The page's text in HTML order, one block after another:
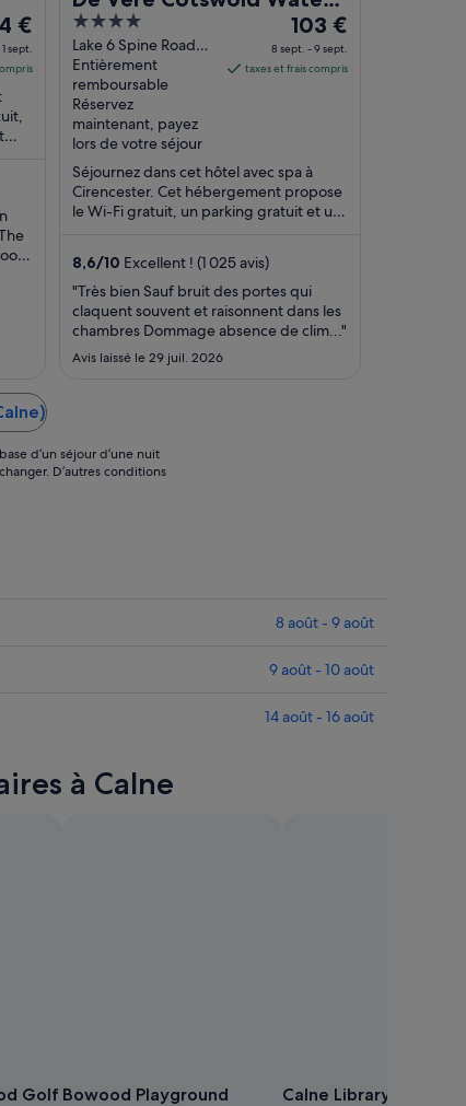
64 €
€
sept.
Park
4
out
of
5
Lake 6 Spine Road
East Cirencester
England
Entièrement
remboursable
Réservez
maintenant, payez
lors de votre séjour
Le
prix
est
du 8
sept.
au 9
103 €
8 sept. - 9 sept.
taxes et frais compris
Séjournez dans cet hôtel avec spa à
Cirencester. Cet hébergement propose
le Wi-Fi gratuit, un parking gratuit et un
8,6/10 Excellent ! (1 025 avis)
"Très bien Sauf bruit des portes qui
claquent souvent et raisonnent dans les
chambres Dommage absence de clim..."
Avis laissé le 29 juil. 2026
d’un séjour d’une nuit
D’autres conditions
8 août - 9 août
9 août - 10 août
14 août - 16 août
à Calne
Golf Bowood Playground Calne Library